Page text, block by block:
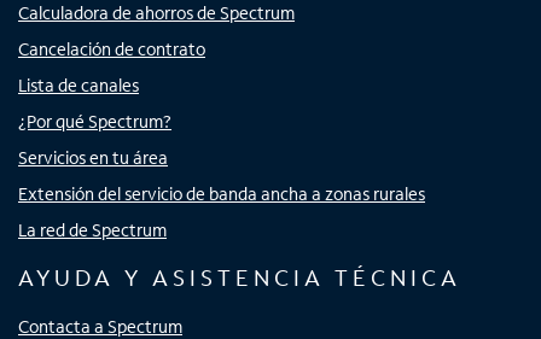
Calculadora de ahorros de Spectrum
Cancelación de contrato
Lista de canales
¿Por qué Spectrum?
Servicios en tu área
Extensión del servicio de banda ancha a zonas rurales
La red de Spectrum
AYUDA Y ASISTENCIA TÉCNICA
Contacta a Spectrum